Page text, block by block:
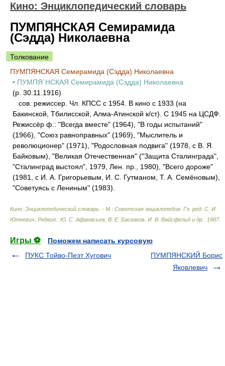
Кино: Энциклопедический словарь
ПУМПЯНСКАЯ Семирамида
(Сэдда) Николаевна
Толкование
ПУМПЯНСКАЯ Семирамида (Сэдда) Николаевна
• ПУМПЯ`НСКАЯ Семирамида (Сэдда) Николаевна
(р. 30.11.1916)
сов. режиссер. Чл. КПСС с 1954. В кино с 1933 (на
Бакинской, Тбилисской, Алма-Атинской к/ст). С 1945 на ЦСДФ.
Режиссёр ф.: "Всегда вместе" (1964), "В годы испытаний"
(1966), "Союз равноправных" (1969), "Мыслитель и
революционер" (1971), "Родословная подвига" (1978, с В. Я.
Байковым), "Великая Отечественная" ("Защита Сталинграда",
"Сталинград выстоял", 1979, Лен. пр., 1980), "Всего дороже"
(1981, с И. А. Григорьевым, И. С. Гутманом, Т. А. Семёновым),
"Советуясь с Лениным" (1983).
Кино: Энциклопедический словарь. - М.: Советская энциклопедия Гл. ред. С. И.
Юткевич; Редкол.: Ю. С. Афанасьев, В. Е. Баскаков, И. В. Вайсфельд и др.
1987.
Игры ⚽
Поможем написать курсовую
ПУКС Тойво-Пеэт Хугович
ПУМПЯНСКИЙ Борис
Яковлевич